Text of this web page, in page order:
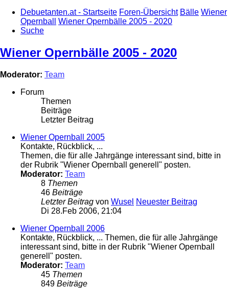
Debuetanten.at - Startseite Foren-Übersicht Bälle Wiener
Opernball
Wiener Opernbälle 2005 - 2020
Suche
Wiener Opernbälle 2005 - 2020
Moderator: Team
Forum
Themen
Beiträge
Letzter Beitrag
Wiener Opernball 2005
Kontakte, Rückblick, ...
Themen, die für alle Jahrgänge interessant sind, bitte in
der Rubrik "Wiener Opernball generell" posten.
Moderator: Team
8 Themen
46 Beiträge
Letzter Beitrag von Wusel Neuester Beitrag
Di 28.Feb 2006, 21:04
Wiener Opernball 2006
Kontakte, Rückblick, ... Themen, die für alle Jahrgänge
interessant sind, bitte in der Rubrik "Wiener Opernball
generell" posten.
Moderator: Team
45 Themen
849 Beiträge